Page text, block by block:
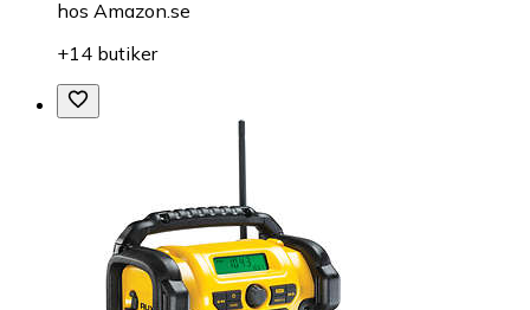
hos Amazon.se
+14 butiker